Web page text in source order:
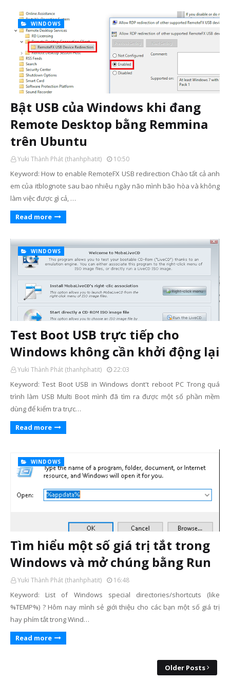
WINDOWS
Bật USB của Windows khi đang
Remote Desktop bằng Remmina
trên Ubuntu
Yuki Thành Phát (thanhphatit) 10:50
Keyword: How to enable RemoteFX USB redirection Chào tất cả anh
em của itblognote sau bao nhiêu ngày não mình bão hòa và không
làm việc được gì cả, …
Read more
WINDOWS
Test Boot USB trực tiếp cho
Windows không cần khởi động lại
Yuki Thành Phát (thanhphatit) 22:03
Keyword: Test Boot USB in Windows dont't reboot PC Trong quá
trình làm USB Multi Boot mình đã tìm ra được một số phần mềm
dùng để kiểm tra trực…
Read more
WINDOWS
Tìm hiểu một số giá trị tắt trong
Windows và mở chúng bằng Run
Yuki Thành Phát (thanhphatit) 16:48
Keyword: List of Windows special directories/shortcuts (like
%TEMP%) ? Hôm nay mình sẻ giới thiệu cho các bạn một số giá trị
hay phím tắt trong Wind…
Read more
Older Posts